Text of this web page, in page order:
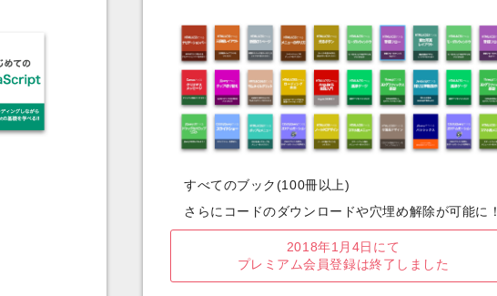
すべてのブック(100冊以上)
さらにコードのダウンロードや穴埋め解除が可能に！
2018年1月4日にて
プレミアム会員登録は終了しました